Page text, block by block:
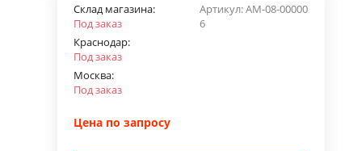
Артикул:AМ-08-00000
6
Склад магазина:
Под заказ
Краснодар:
Под заказ
Москва:
Под заказ
Цена по запросу